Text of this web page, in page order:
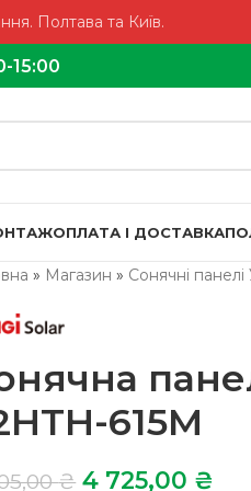
Полтава та Київ.
15:00
ОПЛАТА І ДОСТАВКА
» Магазин » Сонячні панелі
615M
₴ 4 725,00 ₴